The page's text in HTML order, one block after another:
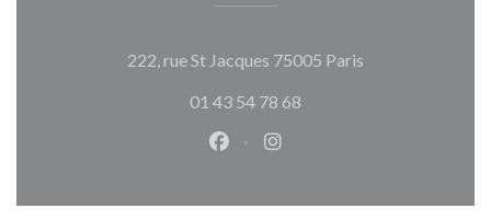
222, rue St Jacques 75005 Paris
01 43 54 78 68
Facebook ((apre una nuova
Instagram ((apre una